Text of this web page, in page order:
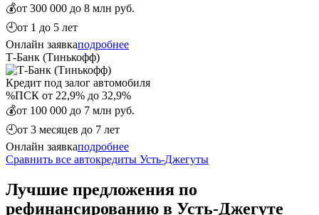
💰от 300 000 до 8 млн руб.
🕘от 1 до 5 лет
Онлайн заявкаподробнее
Т-Банк (Тинькофф)
Кредит под залог автомобиля
%ПСК от 22,9% до 32,9%
💰от 100 000 до 7 млн руб.
🕘от 3 месяцев до 7 лет
Онлайн заявкаподробнее
Сравнить все автокредиты Усть-Джегуты
Лучшие предложения по
рефинансированию в Усть-Джегуте